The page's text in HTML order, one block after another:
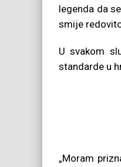
legenda da
smije
U svakom
standarde u
„Moram